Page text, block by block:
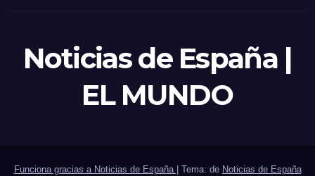
Noticias de España |
EL MUNDO
Funciona gracias a Noticias de España Tema: de Noticias de España